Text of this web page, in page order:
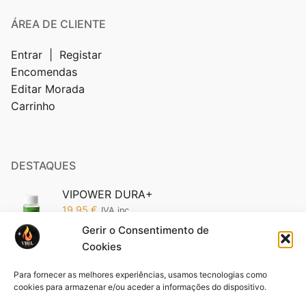
Gerir o Consentimento de
Cookies
Para fornecer as melhores experiências, usamos tecnologias como
cookies para armazenar e/ou aceder a informações do dispositivo.
ÁREA DE CLIENTE
Entrar | Registar
Encomendas
Editar Morada
Carrinho
DESTAQUES
VIPOWER DURA+
19,95 € IVA inc.
Vipower 5200 Edição Ouro: O Poder da
Sofisticação em Suas Mãos (Cópia)
19,95€ IVA inc.